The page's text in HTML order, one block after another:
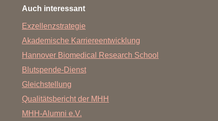
Auch interessant
Exzellenzstrategie
Akademische Karriereentwicklung
Hannover Biomedical Research School
Blutspende-Dienst
Gleichstellung
Qualitätsbericht der MHH
MHH-Alumni e.V.